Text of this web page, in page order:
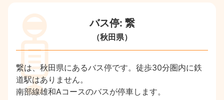
バス停: 繋
（秋田県）
繋は、秋田県にあるバス停です。徒歩30分圏内に鉄
道駅はありません。
南部線雄和Aコースのバスが停車します。